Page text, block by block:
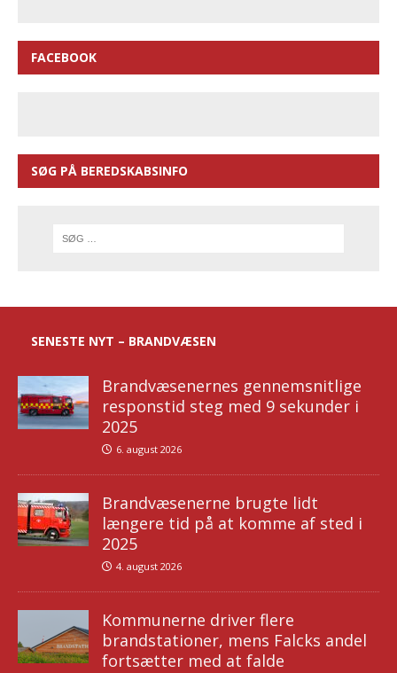
FACEBOOK
SØG PÅ BEREDSKABSINFO
SENESTE NYT – BRANDVÆSEN
Brandvæsenernes gennemsnitlige
responstid steg med 9 sekunder i
2025
6. august 2026
Brandvæsenerne brugte lidt
længere tid på at komme af sted i
2025
4. august 2026
Kommunerne driver flere
brandstationer, mens Falcks andel
fortsætter med at falde